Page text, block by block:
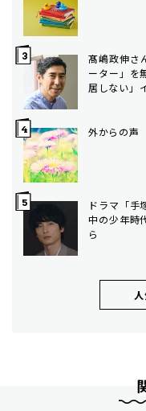
髙嶋政伸さ
ーター」を
居しない」
外からの声
ドラマ「
中の少年時
ら